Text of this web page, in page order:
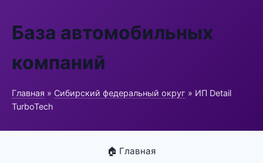
База автомобильных
компаний
Главная » Сибирский федеральный округ » ИП Detail
TurboTech
🏠 Главная